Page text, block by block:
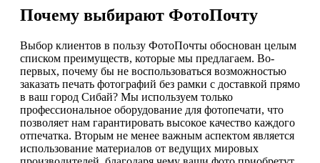
Почему выбирают ФотоПочту
Выбор клиентов в пользу ФотоПочты обоснован целым
списком преимуществ, которые мы предлагаем. Во-
первых, почему бы не воспользоваться возможностью
заказать печать фотографий без рамки с доставкой прямо
в ваш город Сибай? Мы используем только
профессиональное оборудование для фотопечати, что
позволяет нам гарантировать высокое качество каждого
отпечатка. Вторым не менее важным аспектом является
использование материалов от ведущих мировых